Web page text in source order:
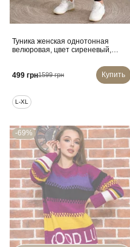
Туника женская однотонная
велюровая, цвет сиреневый,
499 грн1599 грн Купить
L-XL
-69%